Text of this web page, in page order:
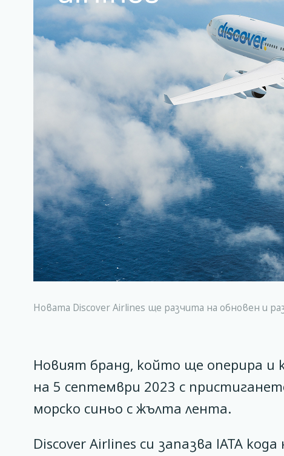
Новата Discover Airlines ще разчита на обновен и
Новият бранд, който ще оперира и
на 5 септември 2023 с
морско синьо с жълта лента.
Discover Airlines си запазва IATA